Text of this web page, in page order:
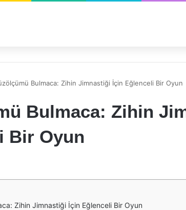
Bulmaca: Zihin Jimnastiği İçin Eğlenceli Bir Oyun
Bulmaca: Zihin
Bir Oyun
Zihin Jimnastiği İçin Eğlenceli Bir Oyun